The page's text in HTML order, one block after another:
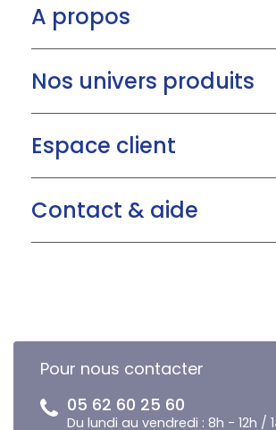
A propos
Nos univers produits
Espace client
Contact & aide
Pour nous contacter
05 62 60 25 60
Du lundi au vendredi : 8h - 12h /